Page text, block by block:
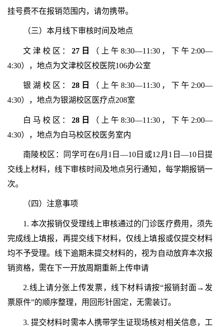
挂号费不在报销范围内，请勿携带。
（三）本月线下审核时间及地点
文津校区：27 日
（上午8:30—11:30，下午2:00—
4:30），地点为文津校区校医院106办公室
银湖校区：28 日
（上午8:30—11:30，下午2:00—
4:30），地点为银湖校区医疗点208室
白马校区：28 日
（上午8:30—11:30，下午2:00—
4:30），地点为白马校区校医务室内
南陵校区：同学可在6月1日—10日或12月1日—10日提
交线上材料，线下审核时间及地点另行通知，每学期报销一
次。
（四）注意事项
1. 本次报销仅受理线上审核通过的门诊医疗费用，须先
完成线上填报，再提交线下材料，仅线上填报或仅提交材料
均不予受理。线下逾期未提交材料的，视为自动放弃本次报
销资格，需在下一开放周期重新上传申请
2.线上请分张上传发票，线下材料请按“报销封面→发
票原件”的顺序整理，用回形针固定，无需装订。
3. 提交材料时需本人携带学生证现场核对相关信息，工